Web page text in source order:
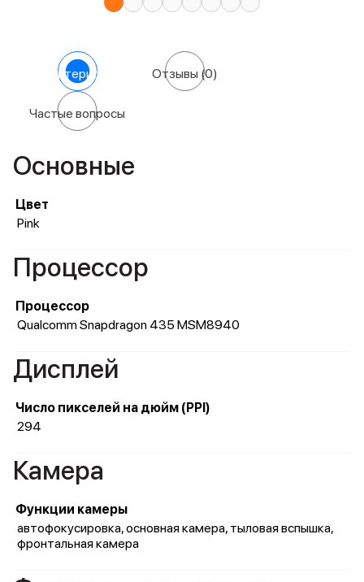
Характеристики Отзывы (0)
Частые вопросы
Основные
Цвет
Pink
Процессор
Процессор
Qualcomm Snapdragon 435 MSM8940
Дисплей
Число пикселей на дюйм (PPI)
294
Камера
Функции камеры
автофокусировка, основная камера, тыловая вспышка,
фронтальная камера